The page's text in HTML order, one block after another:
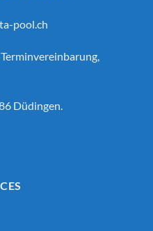
pool.ch
Düdingen.